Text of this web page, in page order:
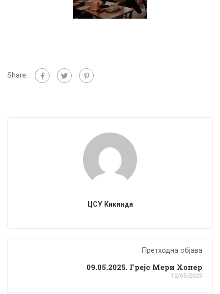
Share:
ЦСУ Кикинда
Претходна објава
09.05.2025. Грејс Мери Хопер
12/05/2025